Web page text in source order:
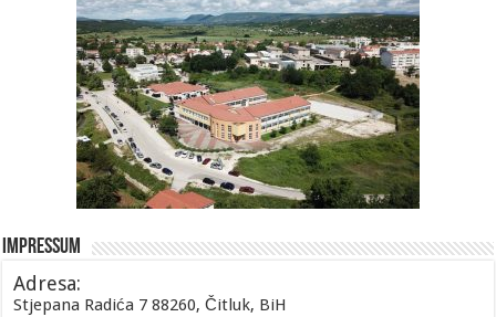
Impressum
Adresa:
Stjepana Radića 7 88260, Čitluk, BiH